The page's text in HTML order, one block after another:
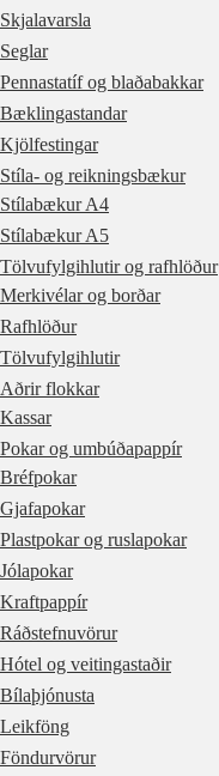
Skjalavarsla
Seglar
Pennastatíf og blaðabakkar
Bæklingastandar
Kjölfestingar
Stíla- og reikningsbækur
Stílabækur A4
Stílabækur A5
Tölvufylgihlutir og rafhlöður
Merkivélar og borðar
Rafhlöður
Tölvufylgihlutir
Aðrir flokkar
Kassar
Pokar og umbúðapappír
Bréfpokar
Gjafapokar
Plastpokar og ruslapokar
Jólapokar
Kraftpappír
Ráðstefnuvörur
Hótel og veitingastaðir
Bílaþjónusta
Leikföng
Föndurvörur